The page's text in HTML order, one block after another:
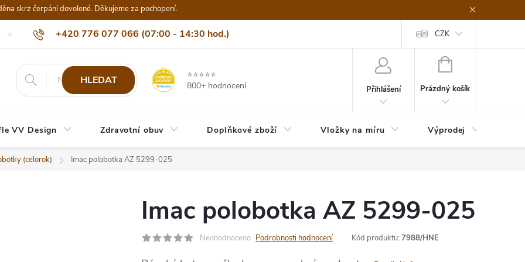
skrz čerpání dovolené. Děkujeme za pochopení.
+420 776 077 066 (07:00 - 14:30 hod.)
info@eshop-vvdesign.cz
Nejčastější dotazy Naši odběratelé Doprava a platba Vrácení, výměna nebo
CZK
HLEDAT
⭐⭐⭐⭐⭐
800+ hodnocení
Přihlášení
NÁKUPNÍ
Prázdný košík
VV Design Zdravotní obuv Doplňkové zboží Vložky na míru Výprodej
(celorok) Imac polobotka AZ 5299-025
Imac polobotka AZ 5299-025
Neohodnoceno Podrobnosti hodnocení Kód produktu: 7988/HNE